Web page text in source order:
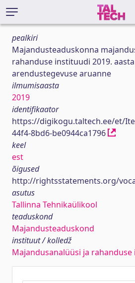
pealkiri
Majandusteaduskonna
rahanduse instituudi 2019.
arendustegevuse aruanne
ilmumisaasta
2019
identifikaator
https://digikogu.taltech.ee/et/
44f4-8bd6-be0944ca1796
keel
est
õigused
http://rightsstatements.org/
asutus
Tallinna Tehnikaülikool
teaduskond
Majandusteaduskond
instituut / kolledž
Majandusanalüüsi ja